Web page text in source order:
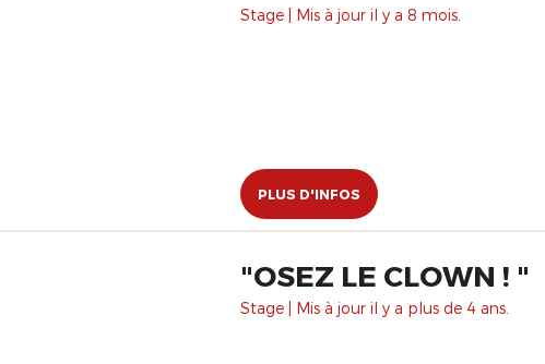
Stage | Mis à jour il y a 8 mois.
PLUS D'INFOS
"OSEZ LE CLOWN ! "
Stage | Mis à jour il y a plus de 4 ans.